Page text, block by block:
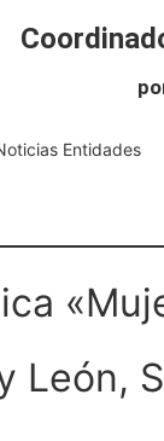
Entidades
León,